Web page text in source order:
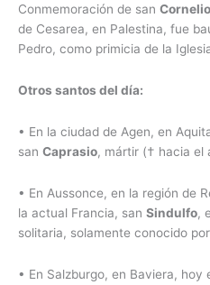
Conmemoración de san Cornelio
de Cesarea, en Palestina, fue
Pedro, como primicia de la
Otros santos del día:
• En la ciudad de Agen, en
san Caprasio, mártir († hacia el
• En Aussonce, en la región de
la actual Francia, san Sindulfo,
solitaria, solamente conocido
• En Salzburgo, en Baviera, hoy